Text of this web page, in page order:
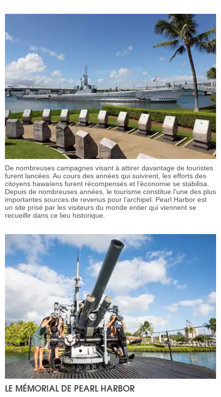
De nombreuses campagnes visant à attirer davantage de touristes
furent lancées. Au cours des années qui suivirent, les efforts des
citoyens hawaïens furent récompensés et l’économie se stabilisa.
Depuis de nombreuses années, le tourisme constitue l'une des plus
importantes sources de revenus pour l’archipel. Pearl Harbor est
un site prisé par les visiteurs du monde entier qui viennent se
recueillir dans ce lieu historique.
LE MÉMORIAL DE PEARL HARBOR